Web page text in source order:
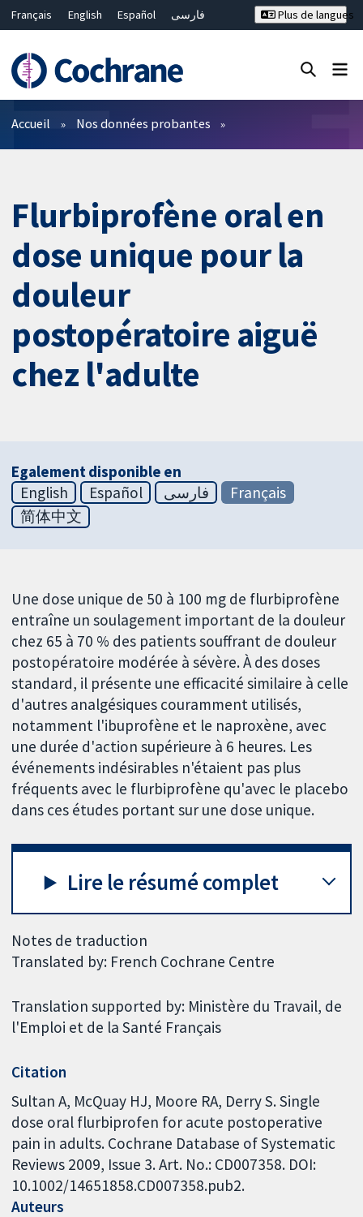
Français English Español
فارسی
Bahasa Malaysia
ไทย
繁體中文
简体中文
Plus de langues
Filtres
Accueil Nos données probantes
Flurbiprofène oral en
dose unique pour la
douleur
postopératoire aiguë
chez l'adulte
Egalement disponible en
English
Español فارسی
Français
简体中文
Une dose unique de 50 à 100 mg de flurbiprofène
entraîne un soulagement important de la douleur
chez 65 à 70 % des patients souffrant de douleur
postopératoire modérée à sévère. À des doses
standard, il présente une efficacité similaire à celle
d'autres analgésiques couramment utilisés,
notamment l'ibuprofène et le naproxène, avec
une durée d'action supérieure à 6 heures. Les
événements indésirables n'étaient pas plus
fréquents avec le flurbiprofène qu'avec le placebo
dans ces études portant sur une dose unique.
Lire le résumé complet
Notes de traduction
Translated by: French Cochrane Centre
Translation supported by: Ministère du Travail, de
l'Emploi et de la Santé Français
Citation
Sultan A, McQuay HJ, Moore RA, Derry S. Single
dose oral flurbiprofen for acute postoperative
pain in adults. Cochrane Database of Systematic
Reviews 2009, Issue 3. Art. No.: CD007358. DOI:
10.1002/14651858.CD007358.pub2.
Auteurs